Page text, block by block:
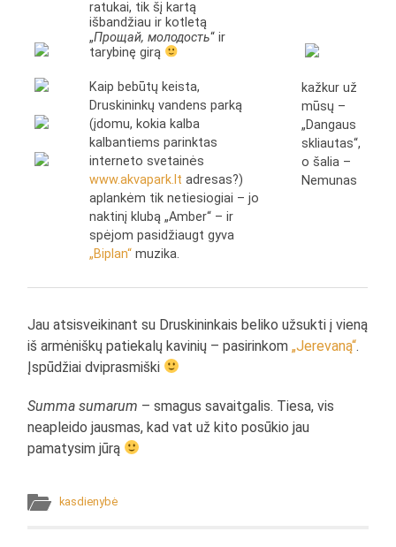
ratukai, tik šį kartą
išbandžiau ir kotletą
„Прощай, молодость“ ir
tarybinę girą
Kaip bebūtų keista,
Druskininkų vandens parką
(įdomu, kokia kalba
kalbantiems parinktas
interneto svetainės
www.akvapark.lt adresas?)
aplankėm tik netiesiogiai – jo
naktinį klubą „Amber“ – ir
spėjom pasidžiaugt gyva
„Biplan“ muzika.
kažkur už
mūsų –
„Dangaus
skliautas“,
o šalia –
Nemunas
Jau atsisveikinant su Druskininkais beliko užsukti į vieną
iš armėniškų patiekalų kavinių – pasirinkom„Jerevaną“.
Įspūdžiai dviprasmiški
Summa sumarum – smagus savaitgalis. Tiesa, vis
neapleido jausmas, kad vat už kito posūkio jau
pamatysim jūrą
kasdienybė